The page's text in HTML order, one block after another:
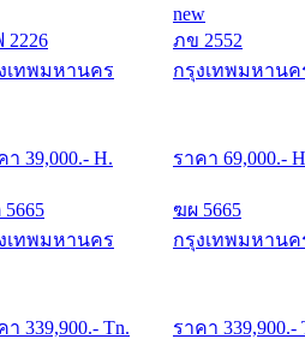
2226
เทพมหานคร
า 39,000.- H.
new
ภข 2552
กรุงเทพมหานค
ราคา 69,000.-
เทพมหานคร
า 339,900.- Tn.
ฆผ 5665
กรุงเทพมหานค
ราคา 339,900.-